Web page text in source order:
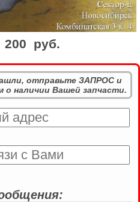
200 руб.
отправьте ЗАПРОС и
наличии Вашей запчасти.